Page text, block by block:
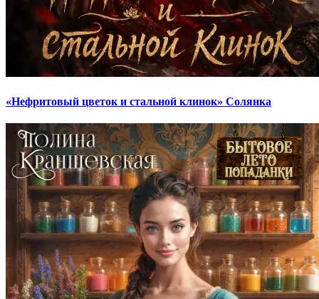
«Нефритовый цветок и стальной клинок» Солянка